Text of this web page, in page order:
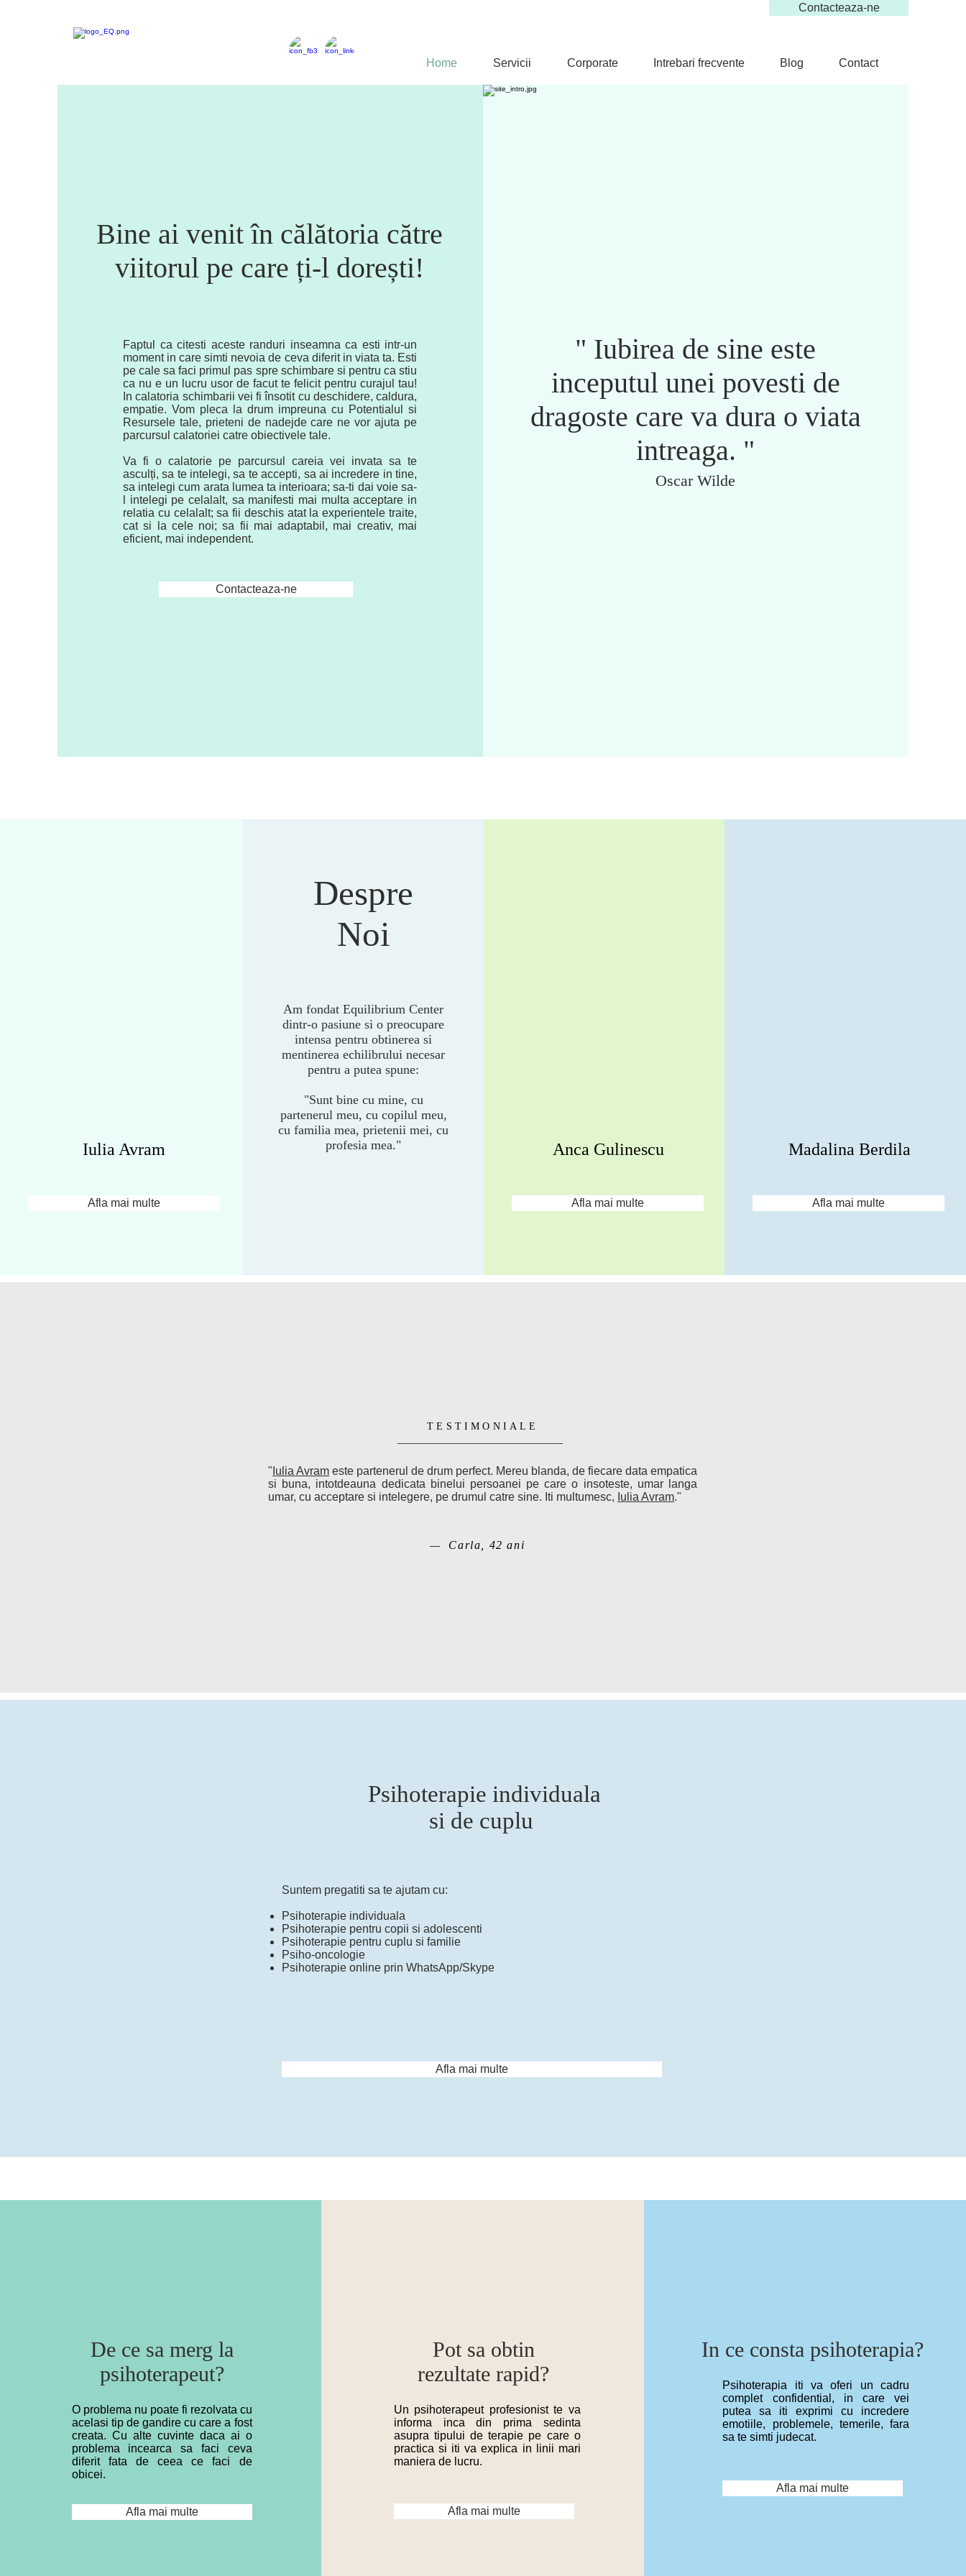
Contacteaza-ne
Home Servicii Corporate Intrebari frecvente Blog Contact
Bine ai venit în călătoria către
viitorul pe care ți-l dorești!
Faptul ca citesti aceste randuri inseamna ca esti intr-un
moment in care simti nevoia de ceva diferit in viata ta. Esti
pe cale sa faci primul pas spre schimbare si pentru ca stiu
ca nu e un lucru usor de facut te felicit pentru curajul tau!
In calatoria schimbarii vei fi însotit cu deschidere, caldura,
empatie. Vom pleca la drum impreuna cu Potentialul si
Resursele tale, prieteni de nadejde care ne vor ajuta pe
parcursul calatoriei catre obiectivele tale.
Va fi o calatorie pe parcursul careia vei invata sa te
asculți, sa te intelegi, sa te accepti, sa ai incredere in tine,
sa intelegi cum arata lumea ta interioara; sa-ti dai voie sa-
l intelegi pe celalalt, sa manifesti mai multa acceptare in
relatia cu celalalt; sa fii deschis atat la experientele traite,
cat si la cele noi; sa fii mai adaptabil, mai creativ, mai
eficient, mai independent.
Contacteaza-ne
" Iubirea de sine este
inceputul unei povesti de
dragoste care va dura o viata
intreaga. "
Oscar Wilde
Iulia Avram
Afla mai multe
Despre
Noi
Am fondat Equilibrium Center
dintr-o pasiune si o preocupare
intensa pentru obtinerea si
mentinerea echilibrului necesar
pentru a putea spune:
"Sunt bine cu mine, cu
partenerul meu, cu copilul meu,
cu familia mea, prietenii mei, cu
profesia mea."
Anca Gulinescu
Afla mai multe
Madalina Berdila
Afla mai multe
TESTIMONIALE
" Iulia Avram este partenerul de drum perfect. Mereu blanda, de fiecare data empatica
si buna, intotdeauna dedicata binelui persoanei pe care o insoteste, umar langa
umar, cu acceptare si intelegere, pe drumul catre sine. Iti multumesc, Iulia Avram."
— Carla, 42 ani
Psihoterapie individuala
si de cuplu
Suntem pregatiti sa te ajutam cu:
Psihoterapie individuala
Psihoterapie pentru copii si adolescenti
Psihoterapie pentru cuplu si familie
Psiho-oncologie
Psihoterapie online prin WhatsApp/Skype
Afla mai multe
De ce sa merg la
psihoterapeut?
O problema nu poate fi rezolvata cu
acelasi tip de gandire cu care a fost
creata. Cu alte cuvinte daca ai o
problema incearca sa faci ceva
diferit fata de ceea ce faci de
obicei.
Afla mai multe
Pot sa obtin
rezultate rapid?
Un psihoterapeut profesionist te va
informa inca din prima sedinta
asupra tipului de terapie pe care o
practica si iti va explica in linii mari
maniera de lucru.
Afla mai multe
In ce consta psihoterapia?
Psihoterapia iti va oferi un cadru
complet confidential, in care vei
putea sa iti exprimi cu incredere
emotiile, problemele, temerile, fara
sa te simti judecat.
Afla mai multe